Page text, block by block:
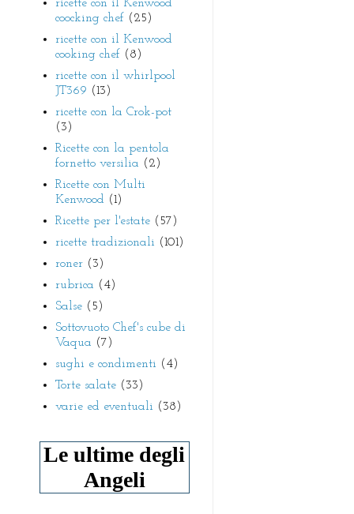
ricette con il Kenwood
coocking chef (25)
ricette con il Kenwood
cooking chef (8)
ricette con il whirlpool
JT369 (13)
ricette con la Crok-pot
(3)
Ricette con la pentola
fornetto versilia (2)
Ricette con Multi
Kenwood (1)
Ricette per l'estate (57)
ricette tradizionali (101)
roner (3)
rubrica (4)
Salse (5)
Sottovuoto Chef's cube di
Vaqua (7)
sughi e condimenti (4)
Torte salate (33)
varie ed eventuali (38)
Le ultime degli
Angeli